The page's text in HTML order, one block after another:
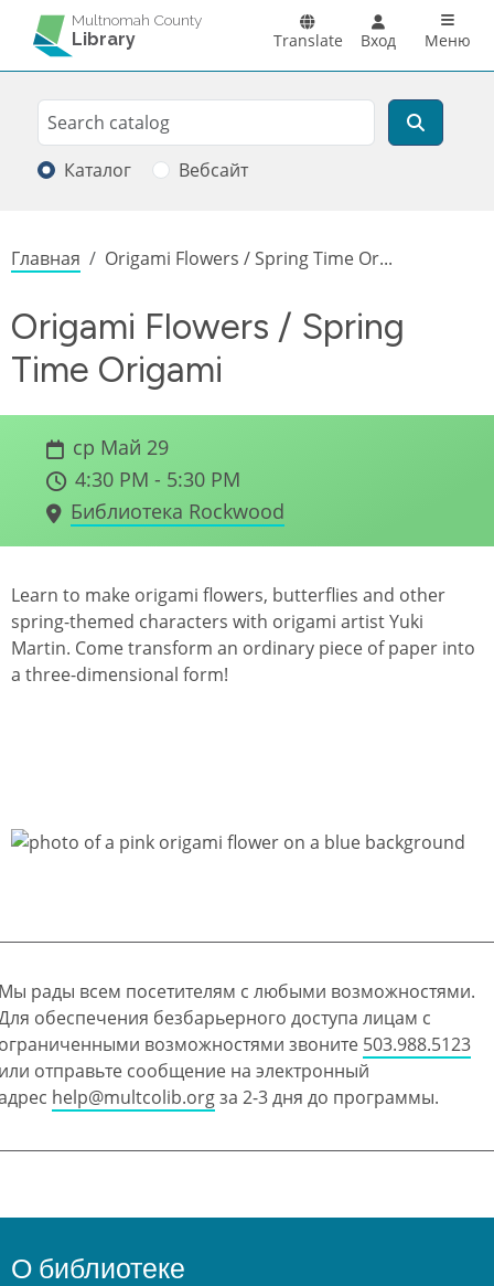
Перейти к основному содержанию
Multnomah County
Library Translate Вход Main
Меню
Search
Поиск
Каталог Вебсайт
Строка навигации
Главная Origami Flowers / Spring Time Or...
Origami Flowers / Spring
Time Origami
ср Май 29
4:30 PM - 5:30 PM
Библиотека Rockwood
Learn to make origami flowers, butterflies and other
spring-themed characters with origami artist Yuki
Martin. Come transform an ordinary piece of paper into
a three-dimensional form!
рады всем посетителям с любыми возможностями.
обеспечения безбарьерного доступа лицам с
возможностями звоните 503.988.5123
отправьте сообщение на электронный
help@multcolib.orgза 2-3 дня до программы.
О библиотеке